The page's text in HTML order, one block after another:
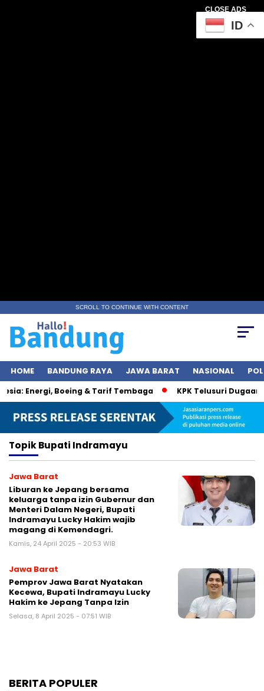
CLOSE ADS
SCROLL TO CONTINUE WITH CONTENT
HOME BANDUNG RAYA JAWA BARAT NASIONAL
Energi, Boeing & Tarif Tembaga KPK Telusuri Dugaan
TopikBupati Indramayu
Jawa Barat
Liburan ke Jepang bersama
keluarga tanpa izin Gubernur dan
Menteri Dalam Negeri, Bupati
Indramayu Lucky Hakim wajib
magang di Kemendagri.
Kamis, 24 April 2025 - 20:53 WIB
Jawa Barat
Pemprov Jawa Barat Nyatakan
Kecewa, Bupati Indramayu Lucky
Hakim ke Jepang Tanpa Izin
Selasa, 8 April 2025 - 07:51 WIB
BERITA POPULER
ID